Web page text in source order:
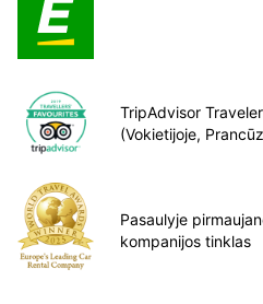
TripAdvisor
(Vokietijoje,
Pasaulyje
kompanijos tinklas